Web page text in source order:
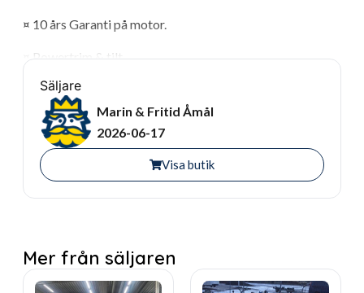
¤ 10 års Garanti på motor.
¤ Powertrim & tilt.
UTRUSTNING:
¤ STEREO
¤ KOMPLETT DYNSATS
¤ HAMNKAPELL
¤ GPS/EKOLOD
¤ BADSTEGE
Säljare
Marin & Fritid Åmål
2026-06-17
Visa butik
Mer från säljaren